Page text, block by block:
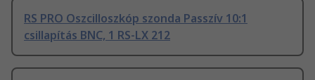
RS PRO Oszcilloszkóp szonda Passzív 10:1
csillapítás BNC, 1 RS-LX 212